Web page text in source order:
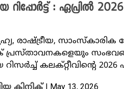
: ഏപ്രിൽ
രാഷ്ട്രീയ, സാംസ്‌കാരിക
കലക്റ്റീവിന്റെ 2026
| May 13, 2026